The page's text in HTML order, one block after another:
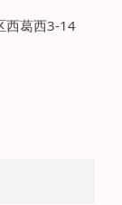
西葛西3-14